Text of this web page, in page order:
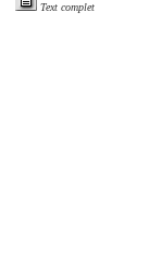
Text complet